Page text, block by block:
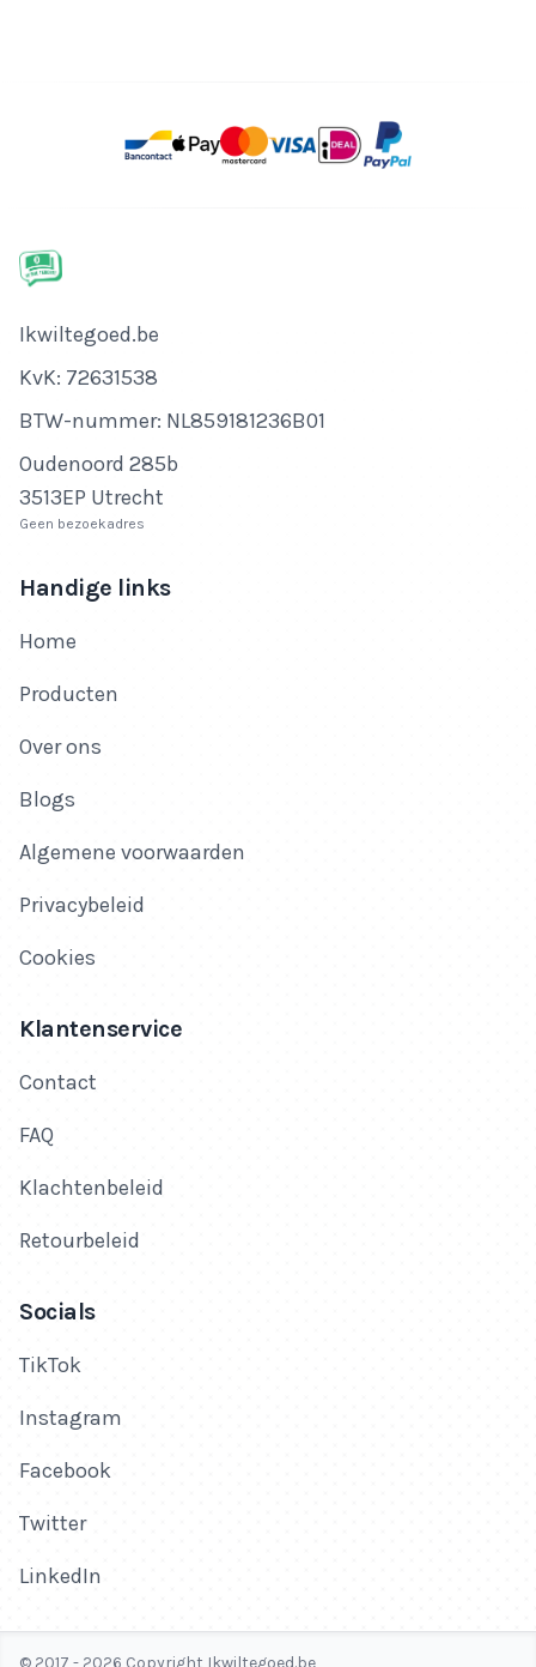
Bedrijfsnaam
Ikwiltegoed.be
KvK-nummer
KvK: 72631538
Btw-nummer
BTW-nummer: NL859181236B01
Adres
Oudenoord 285b
3513EP Utrecht
Geen bezoekadres
Handige links
Home
Producten
Over ons
Blogs
Algemene voorwaarden
Privacybeleid
Cookies
Klantenservice
Contact
FAQ
Klachtenbeleid
Retourbeleid
Socials
TikTok
Instagram
Facebook
Twitter
LinkedIn
© 2017 - 2026 Copyright Ikwiltegoed.be